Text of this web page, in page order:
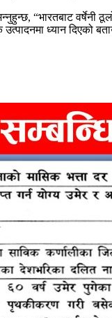
“भारतबाट वर्षेनी
ध्यान दिएको